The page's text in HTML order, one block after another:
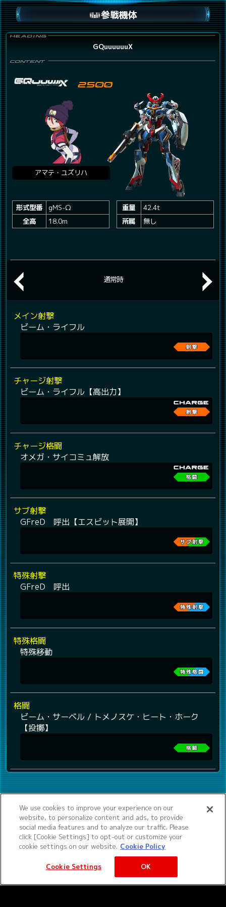
参戦機体
GQuuuuuuX
アマテ・ユズリハ
形式型番
gMS-Ω
全高
18.0m
重量
42.4t
所属
無し
通常時
メイン射撃
ビーム・ライフル
チャージ射撃
ビーム・ライフル【高出力】
チャージ格闘
オメガ・サイコミュ解放
サブ射撃
GFreD 呼出【エスビット展開】
特殊射撃
GFreD 呼出
特殊格闘
特殊移動
格闘
ビーム・サーベル / トメノスケ・ヒート・ホーク
【投擲】
We use cookies to improve your experience on our
website, to personalize content and ads, to provide
social media features and to analyze our traffic. Please
click [Cookie Settings] to opt-out or customize your
cookie settings on our website. Cookie Policy
Cookie Settings OK